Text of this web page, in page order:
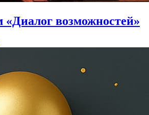
«Диалог возможностей»